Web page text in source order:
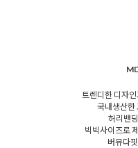
트렌디한 디자
국내생산한
허리밴
빅빅사이즈로
버뮤다